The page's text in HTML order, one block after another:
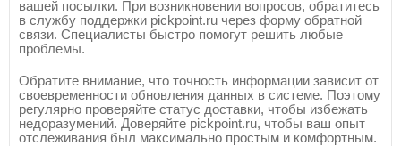
вашей посылки. При возникновении вопросов, обратитесь
в службу поддержки pickpoint.ru через форму обратной
связи. Специалисты быстро помогут решить любые
проблемы.
Обратите внимание, что точность информации зависит от
своевременности обновления данных в системе. Поэтому
регулярно проверяйте статус доставки, чтобы избежать
недоразумений. Доверяйте pickpoint.ru, чтобы ваш опыт
отслеживания был максимально простым и комфортным.